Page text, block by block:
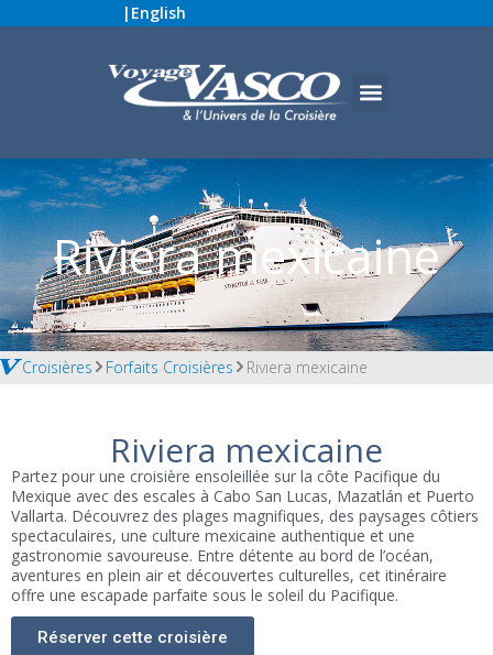
| English
Riviera mexicaine
Croisières Forfaits Croisières Riviera mexicaine
Riviera mexicaine
Partez pour une croisière ensoleillée sur la côte Pacifique du
Mexique avec des escales à Cabo San Lucas, Mazatlán et Puerto
Vallarta. Découvrez des plages magnifiques, des paysages côtiers
spectaculaires, une culture mexicaine authentique et une
gastronomie savoureuse. Entre détente au bord de l’océan,
aventures en plein air et découvertes culturelles, cet itinéraire
offre une escapade parfaite sous le soleil du Pacifique.
Réserver cette croisière